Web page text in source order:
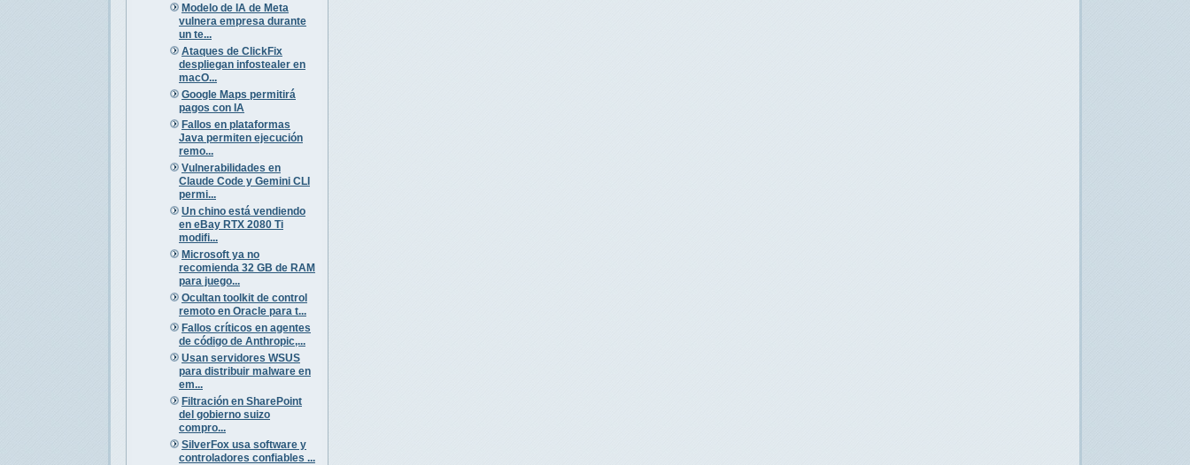
Modelo de IA de Meta
vulnera empresa durante
un te...
Ataques de ClickFix
despliegan infostealer en
macO...
Google Maps permitirá
pagos con IA
Fallos en plataformas
Java permiten ejecución
remo...
Vulnerabilidades en
Claude Code y Gemini CLI
permi...
Un chino está vendiendo
en eBay RTX 2080 Ti
modifi...
Microsoft ya no
recomienda 32 GB de RAM
para juego...
Ocultan toolkit de control
remoto en Oracle para t...
Fallos críticos en agentes
de código de Anthropic,...
Usan servidores WSUS
para distribuir malware en
em...
Filtración en SharePoint
del gobierno suizo
compro...
SilverFox usa software y
controladores confiables ...